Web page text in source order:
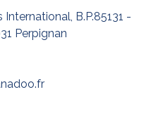
International, B.P.85131 -
Perpignan